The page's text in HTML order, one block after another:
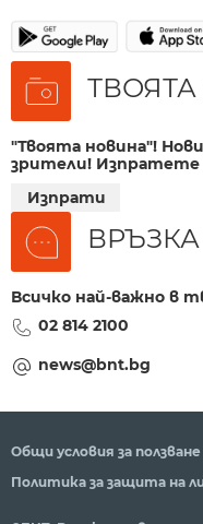
"Твоята новина"!
зрители! Изпратете
Изпрати
Всичко най-важно в
02 814 2100
news@bnt.bg
Общи условия за ползване
Политика за защита на